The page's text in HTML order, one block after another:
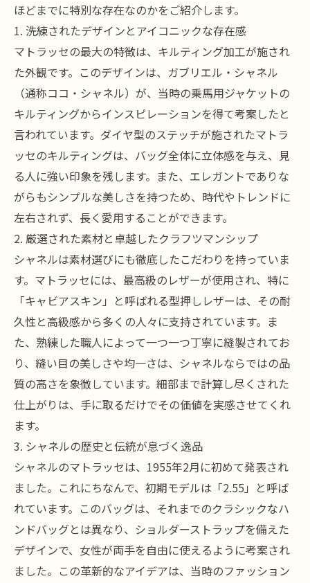
ほどまでに特別な存在なのかをご紹介します。
1. 洗練されたデザインとアイコニックな存在感
マトラッセの最大の特徴は、キルティング加工が施され
た外観です。このデザインは、ガブリエル・シャネル
（通称ココ・シャネル）が、当時の乗馬用ジャケットの
キルティングからインスピレーションを得て考案したと
言われています。ダイヤ型のステッチが施されたマトラ
ッセのキルティングは、バッグ全体に立体感を与え、見
る人に強い印象を残します。また、エレガントでありな
がらもシンプルな美しさを持つため、時代やトレンドに
左右されず、長く愛用することができます。
2. 厳選された素材と卓越したクラフツマンシップ
シャネルは素材選びにも徹底したこだわりを持っていま
す。マトラッセには、最高級のレザーが使用され、特に
「キャビアスキン」と呼ばれる型押しレザーは、その耐
久性と高級感から多くの人々に支持されています。ま
た、熟練した職人によって一つ一つ丁寧に縫製されてお
り、縫い目の美しさや均一さは、シャネルならではの品
質の高さを象徴しています。細部まで計算し尽くされた
仕上がりは、手に取るだけでその価値を実感させてくれ
ます。
3. シャネルの歴史と伝統が息づく逸品
シャネルのマトラッセは、1955年2月に初めて発表され
ました。これにちなんで、初期モデルは「2.55」と呼ば
れています。このバッグは、それまでのクラシックなハ
ンドバッグとは異なり、ショルダーストラップを備えた
デザインで、女性が両手を自由に使えるように考案され
ました。この革新的なアイデアは、当時のファッション